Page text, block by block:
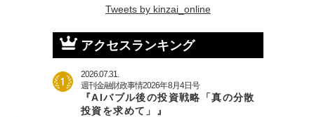
Tweets by kinzai_online
アクセスランキング
2026.07.31.
週刊金融財政事情2026年8月4日号
『AIバブル後の投資戦略「真の分散
投資を求めて」』